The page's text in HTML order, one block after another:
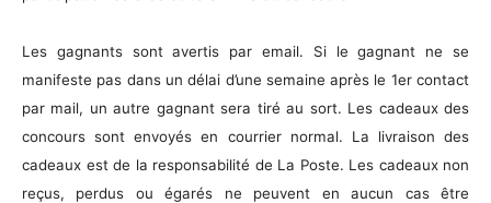
Les gagnants sont avertis par email. Si le gagnant ne se
manifeste pas dans un délai d’une semaine après le 1er contact
par mail, un autre gagnant sera tiré au sort. Les cadeaux des
concours sont envoyés en courrier normal. La livraison des
cadeaux est de la responsabilité de La Poste. Les cadeaux non
reçus, perdus ou égarés ne peuvent en aucun cas être